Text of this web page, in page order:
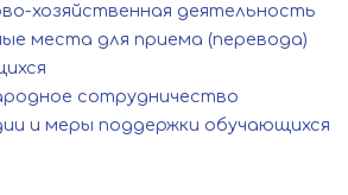
хозяйственная деятельность
места для приема (перевода)
сотрудничество
и меры поддержки обучающихся